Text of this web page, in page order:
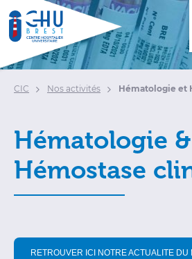
CIC Nos activités Hématologie et
Hématologie &
Hémostase
RETROUVER ICI NOTRE ACTUALITE DU
Panneau de gestion des cookies